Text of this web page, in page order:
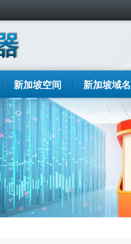
新加坡空间 新加坡域名